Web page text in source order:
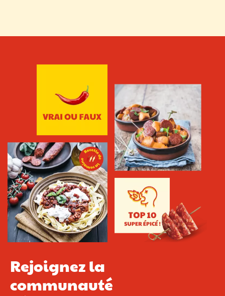
Rejoignez la
communauté